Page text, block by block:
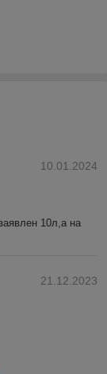
10.01.2024
10л,а на
21.12.2023